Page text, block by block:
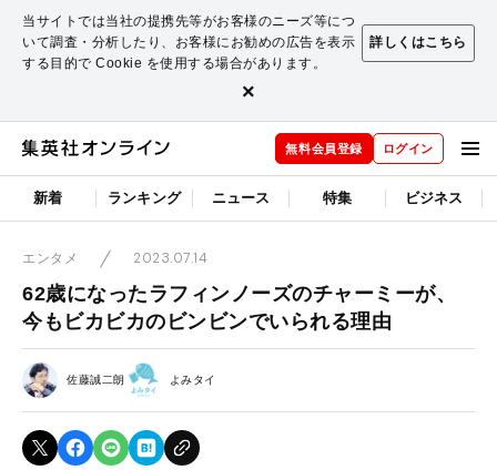
当サイトでは当社の提携先等がお客様のニーズ等につ
いて調査・分析したり、お客様にお勧めの広告を表示
する目的で Cookie を使用する場合があります。
詳しくはこちら
×
無料会員登録 ログイン
新着 ランキング ニュース 特集 ビジネス
エンタメ 2023.07.14
62歳になったラフィンノーズのチャーミーが、
今もビカビカのビンビンでいられる理由
佐藤誠二朗 よみタイ